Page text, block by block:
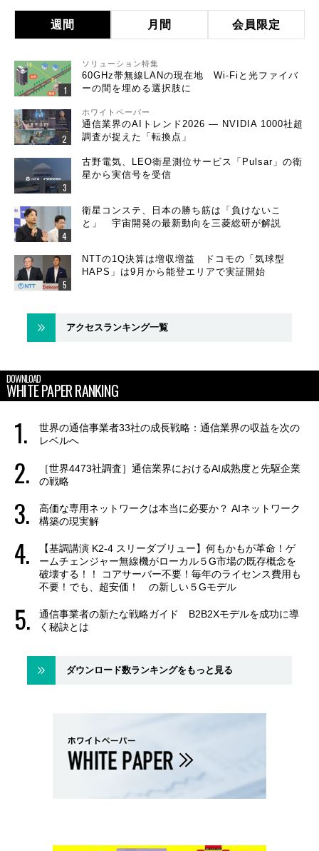
週間 月間 会員限定
ソリューション特集
60GHz帯無線LANの現在地 Wi-Fiと光ファイバ
ーの間を埋める選択肢に
ホワイトペーパー
通信業界のAIトレンド2026 ― NVIDIA 1000社超
調査が捉えた「転換点」
古野電気、LEO衛星測位サービス「Pulsar」の衛
星から実信号を受信
衛星コンステ、日本の勝ち筋は「負けないこ
と」 宇宙開発の最新動向を三菱総研が解説
NTTの1Q決算は増収増益 ドコモの「気球型
HAPS」は9月から能登エリアで実証開始
アクセスランキング一覧
DOWNLOAD
WHITE PAPER RANKING
世界の通信事業者33社の成長戦略：通信業界の収益を次の
レベルへ
［世界4473社調査］通信業界におけるAI成熟度と先駆企業
の戦略
高価な専用ネットワークは本当に必要か？ AIネットワーク
構築の現実解
【基調講演 K2-4 スリーダブリュー】何もかもが革命！ゲ
ームチェンジャー無線機がローカル５G市場の既存概念を
破壊する！！ コアサーバー不要！毎年のライセンス費用も
不要！でも、超安価！ の新しい５Gモデル
通信事業者の新たな戦略ガイド B2B2Xモデルを成功に導
く秘訣とは
ダウンロード数ランキングをもっと見る